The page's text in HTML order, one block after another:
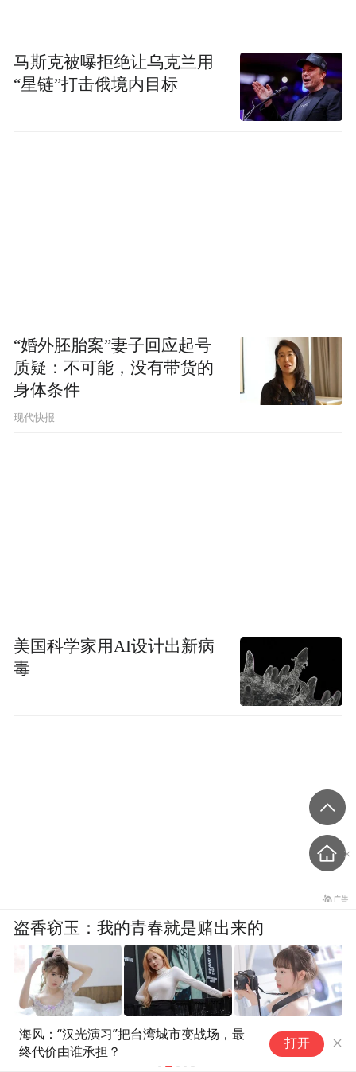
民进党造谣访陆台胞失联，夏立
言：数据打脸！台湾民众会“用
打开
马斯克被曝拒绝让乌克兰用
“星链”打击俄境内目标
“婚外胚胎案”妻子回应起号
质疑：不可能，没有带货的
身体条件
现代快报
美国科学家用AI设计出新病
毒
盗香窃玉：我的青春就是赌出来的
爽文